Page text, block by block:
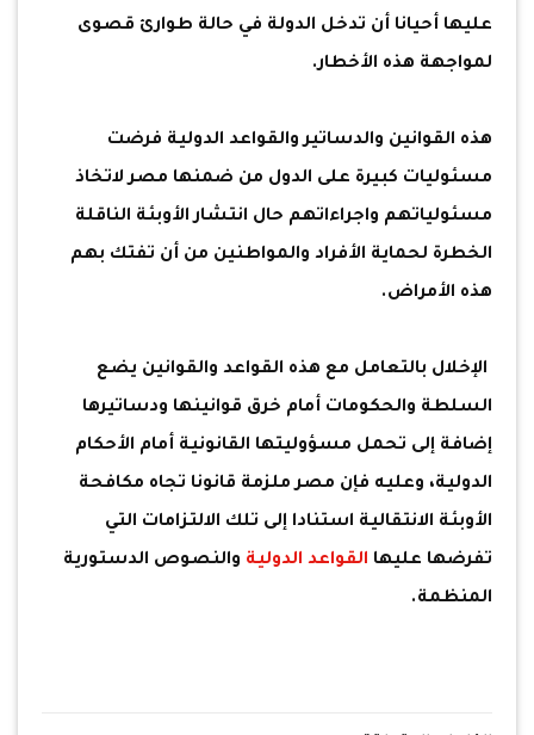
عليها أحيانا أن تدخل الدولة في حالة طوارئ قصوى
لمواجهة هذه الأخطار.
هذه القوانين والدساتير والقواعد الدولية فرضت
مسئوليات كبيرة على الدول من ضمنها مصر لاتخاذ
مسئولياتهم واجراءاتهم حال انتشار الأوبئة الناقلة
الخطرة لحماية الأفراد والمواطنين من أن تفتك بهم
هذه الأمراض.
الإخلال بالتعامل مع هذه القواعد والقوانين يضع
السلطة والحكومات أمام خرق قوانينها ودساتيرها
إضافة إلى تحمل مسؤوليتها القانونية أمام الأحكام
الدولية، وعليه فإن مصر ملزمة قانونا تجاه مكافحة
الأوبئة الانتقالية استنادا إلى تلك الالتزامات التي
تفرضها عليها القواعد الدولية والنصوص الدستورية
المنظمة.